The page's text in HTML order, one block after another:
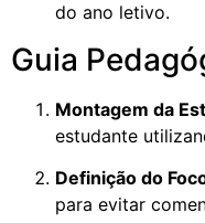
do ano letivo.
Guia
Montagem da
estudante
Definição do
para evitar